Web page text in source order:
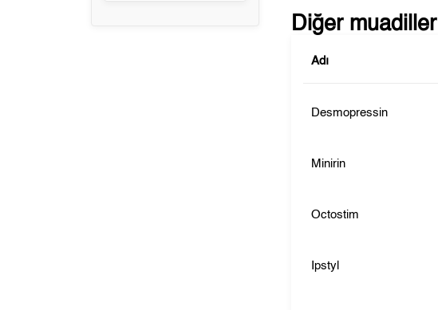
Diğer muadiller
Adı
Desmopressin
Minirin
Octostim
Ipstyl